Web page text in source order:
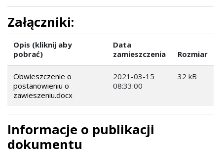
Załączniki:
Opis (kliknij aby
pobrać)
Data
zamieszczenia
Rozmiar
Obwieszczenie o
postanowieniu o
zawieszeniu.docx
2021-03-15
08:33:00
32 kB
Informacje o publikacji
dokumentu